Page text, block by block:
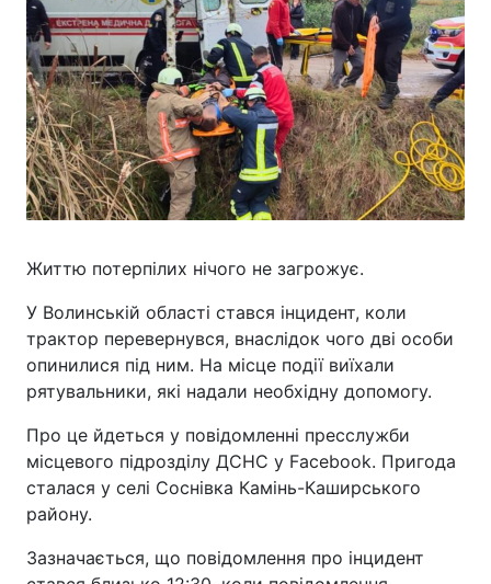
Життю потерпілих нічого не загрожує.
У Волинській області стався інцидент, коли
трактор перевернувся, внаслідок чого дві особи
опинилися під ним. На місце події виїхали
рятувальники, які надали необхідну допомогу.
Про це йдеться у повідомленні пресслужби
місцевого підрозділу ДСНС у Facebook. Пригода
сталася у селі Соснівка Камінь-Каширського
району.
Зазначається, що повідомлення про інцидент